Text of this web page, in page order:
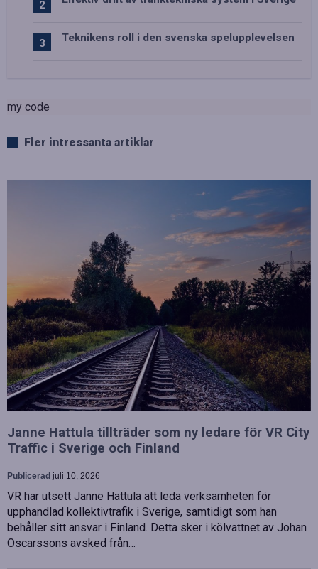
Teknikens roll i den svenska spelupplevelsen
my code
Fler intressanta artiklar
Janne Hattula tillträder som ny ledare för VR City
Traffic i Sverige och Finland
Publicerad juli 10, 2026
VR har utsett Janne Hattula att leda verksamheten för
upphandlad kollektivtrafik i Sverige, samtidigt som han
behåller sitt ansvar i Finland. Detta sker i kölvattnet av Johan
Oscarssons avsked från…